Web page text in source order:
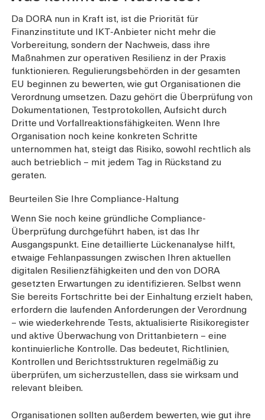
Da DORA nun in Kraft ist, ist die Priorität für
Finanzinstitute und IKT-Anbieter nicht mehr die
Vorbereitung, sondern der Nachweis, dass ihre
Maßnahmen zur operativen Resilienz in der Praxis
funktionieren. Regulierungsbehörden in der gesamten
EU beginnen zu bewerten, wie gut Organisationen die
Verordnung umsetzen. Dazu gehört die Überprüfung von
Dokumentationen, Testprotokollen, Aufsicht durch
Dritte und Vorfallreaktionsfähigkeiten. Wenn Ihre
Organisation noch keine konkreten Schritte
unternommen hat, steigt das Risiko, sowohl rechtlich als
auch betrieblich – mit jedem Tag in Rückstand zu
geraten.
Beurteilen Sie Ihre Compliance-Haltung
Wenn Sie noch keine gründliche Compliance-
Überprüfung durchgeführt haben, ist das Ihr
Ausgangspunkt. Eine detaillierte Lückenanalyse hilft,
etwaige Fehlanpassungen zwischen Ihren aktuellen
digitalen Resilienzfähigkeiten und den von DORA
gesetzten Erwartungen zu identifizieren. Selbst wenn
Sie bereits Fortschritte bei der Einhaltung erzielt haben,
erfordern die laufenden Anforderungen der Verordnung
– wie wiederkehrende Tests, aktualisierte Risikoregister
und aktive Überwachung von Drittanbietern – eine
kontinuierliche Kontrolle. Das bedeutet, Richtlinien,
Kontrollen und Berichtsstrukturen regelmäßig zu
überprüfen, um sicherzustellen, dass sie wirksam und
relevant bleiben.
Organisationen sollten außerdem bewerten, wie gut ihre